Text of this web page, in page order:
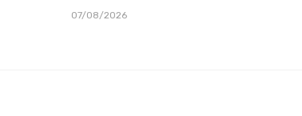
07/08/2026